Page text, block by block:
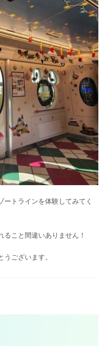
トラインを体験してみてく
こと間違いありません！
ございます。